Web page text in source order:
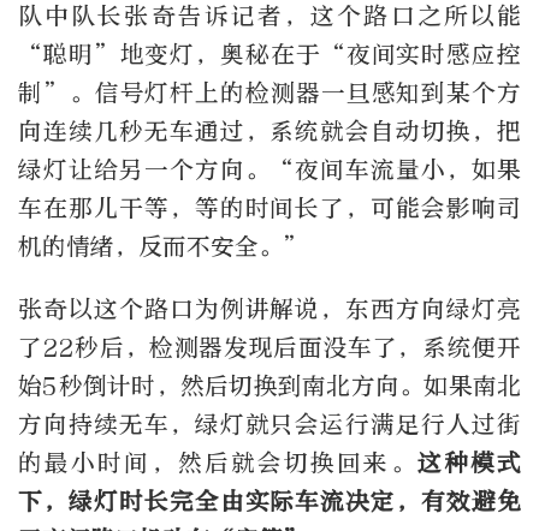
队中队长张奇告诉记者，这个路口之所以能
“聪明”地变灯，奥秘在于“夜间实时感应控
制”。信号灯杆上的检测器一旦感知到某个方
向连续几秒无车通过，系统就会自动切换，把
绿灯让给另一个方向。“夜间车流量小，如果
车在那儿干等，等的时间长了，可能会影响司
机的情绪，反而不安全。”
张奇以这个路口为例讲解说，东西方向绿灯亮
了22秒后，检测器发现后面没车了，系统便开
始5秒倒计时，然后切换到南北方向。如果南北
方向持续无车，绿灯就只会运行满足行人过街
的最小时间，然后就会切换回来。 这种模式
下，绿灯时长完全由实际车流决定，有效避免